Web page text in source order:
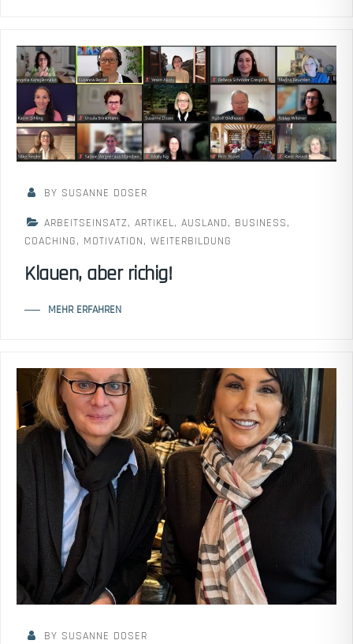
BY SUSANNE DOSER
ARBEITSEINSATZ, ARTIKEL, AUSLAND, BUSINESS,
COACHING, MOTIVATION, WEITERBILDUNG
Klauen, aber richig!
MEHR ERFAHREN
BY SUSANNE DOSER